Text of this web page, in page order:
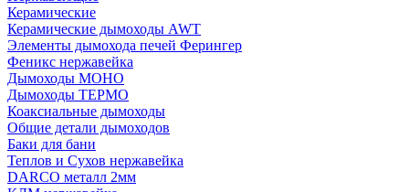
Керамические
Керамические дымоходы AWT
Элементы дымохода печей Ферингер
Феникс нержавейка
Дымоходы МОНО
Дымоходы ТЕРМО
Коаксиальные дымоходы
Общие детали дымоходов
Баки для бани
Теплов и Сухов нержавейка
DARCO металл 2мм